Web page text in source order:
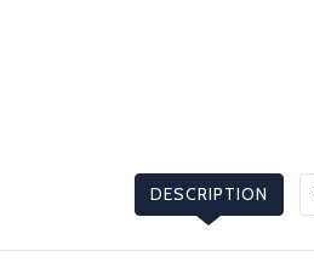
DESCRIPTION